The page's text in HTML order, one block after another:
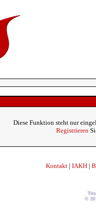
Diese Funktion steht nur
Registrieren
Kontakt | IAKH |
©